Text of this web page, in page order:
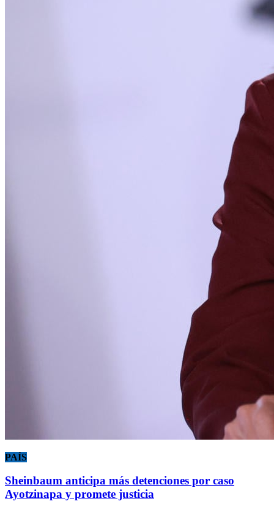
PAÍS
Sheinbaum anticipa más detenciones por caso
Ayotzinapa y promete justicia